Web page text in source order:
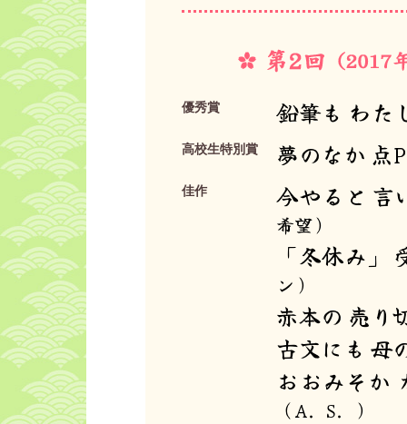
優秀賞 鉛筆も わた
高校生特別賞 夢のなか 点
佳作 今やると 言
希望）
「冬休み」
ン）
赤本の 売り
古文にも 母
おおみそか
（A．S．）